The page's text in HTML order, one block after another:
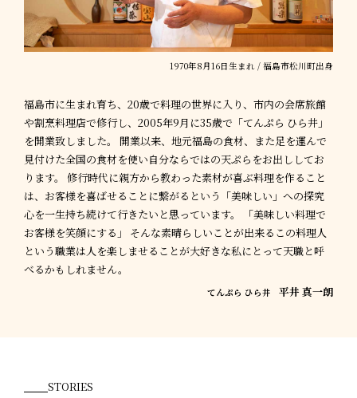
1970年8月16日生まれ / 福島市松川町出身
福島市に生まれ育ち、20歳で料理の世界に入り、市内の会席旅館
や割烹料理店で修行し、2005年9月に35歳で「てんぷら ひら井」
を開業致しました。 開業以来、地元福島の食材、また足を運んで
見付けた全国の食材を使い自分ならではの天ぷらをお出ししてお
ります。 修行時代に親方から教わった素材が喜ぶ料理を作ること
は、お客様を喜ばせることに繋がるという「美味しい」への探究
心を一生持ち続けて行きたいと思っています。 「美味しい料理で
お客様を笑顔にする」 そんな素晴らしいことが出来るこの料理人
という職業は人を楽しませることが大好きな私にとって天職と呼
べるかもしれません。
てんぷら ひら井 平井 真一朗
STORIES